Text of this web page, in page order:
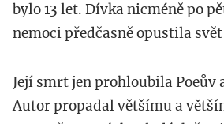
bylo 13 let. Dívka nicméně po
nemoci předčasně opustila
Její smrt jen prohloubila Poeův
Autor propadal většímu a